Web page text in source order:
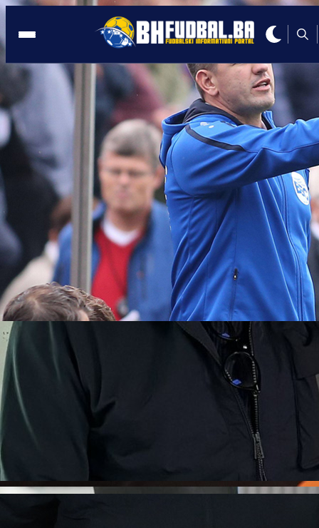
SARAJEVO
14:50, 02.06.2025
Bajramović poziva na oprez: Nećemo
potcijeniti San Marino
Autor:
Redakcija